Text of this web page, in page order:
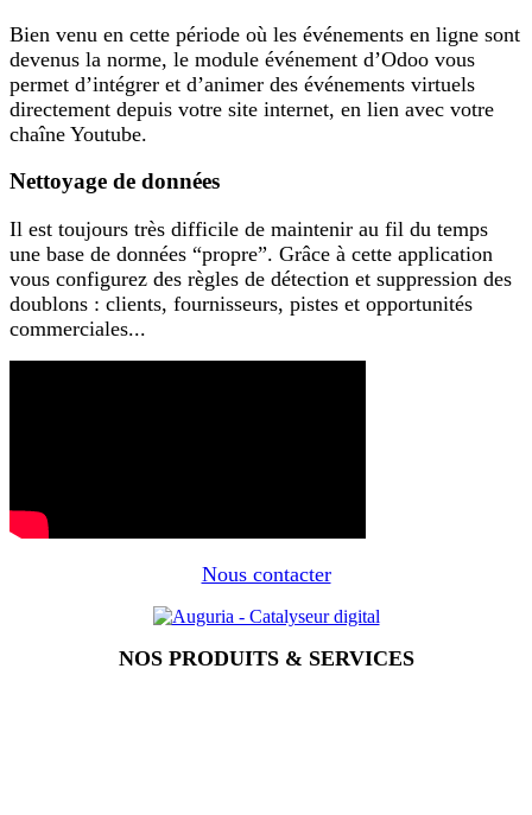
Bien venu en cette période où les événements en ligne sont
devenus la norme, le module événement d’Odoo vous
permet d’intégrer et d’animer des événements virtuels
directement depuis votre site internet, en lien avec votre
chaîne Youtube.
Nettoyage de données
Il est toujours très difficile de maintenir au fil du temps
une base de données “propre”. Grâce à cette application
vous configurez des règles de détection et suppression des
doublons : clients, fournisseurs, pistes et opportunités
commerciales...
Nous contacter
NOS PRODUITS & SERVICES